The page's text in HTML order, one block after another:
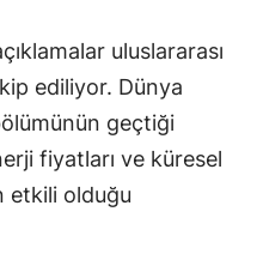
uluslararası
ediliyor. Dünya
geçtiği
fiyatları ve küresel
etkili olduğu